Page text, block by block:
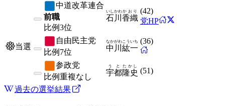
中道改革連合
前職
比例3位
石川
いしかわ
香織
かおり (42)
党HP
当選
自由民主党
比例 7位 中川
なかがわ
紘一
こういち (36)
参政党
比例重複なし 宇都
うと
隆史
たかし
(51)
過去の選挙結果